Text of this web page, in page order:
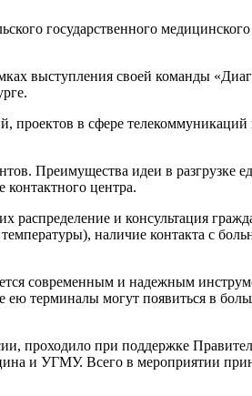
государственного
выступления своей команды
в сфере телекоммуникаций
Преимущества идеи в разгрузке
контактного центра.
и консультация
наличие контакта с
современным и надежным
терминалы могут появиться в
проходило при поддержке
и УГМУ. Всего в мероприятии